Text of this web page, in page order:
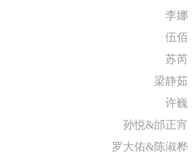
李娜
伍佰
苏芮
梁静茹
许巍
孙悦&邰正宵
罗大佑&陈淑桦